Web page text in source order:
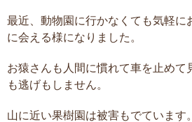
最近、動物園に行かなくても気軽に
に会える様になりました。
お猿さんも人間に慣れて車を止めて
も逃げもしません。
山に近い果樹園は被害もでています。